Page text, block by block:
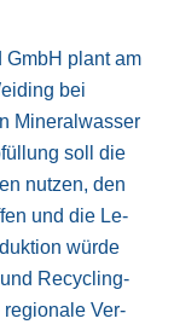
GmbH plant am
bei
Mineral­wasser
soll die
nut­zen, den
und die Le­
würde
Recycling-
re­gio­na­le Ver­